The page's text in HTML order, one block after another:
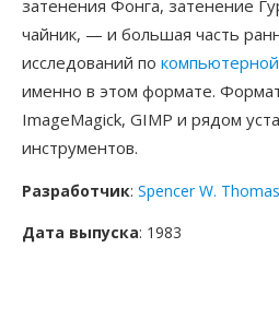
затенения Фонга, затенение
чайник, — и большая часть
исследований по
именно в этом формате.
ImageMagick, GIMP и рядом
инструментов.
Разработчик: Spencer W.
Дата выпуска: 1983